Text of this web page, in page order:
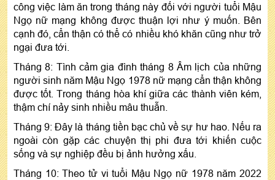
công việc làm ăn trong tháng này đối với người tuổi Mậu
Ngọ nữ mạng không được thuận lợi như ý muốn. Bên
cạnh đó, cẩn thận có thể có nhiều khó khăn cũng như trở
ngại đưa tới.
Tháng 8: Tình cảm gia đình tháng 8 Âm lịch của những
người sinh năm Mậu Ngọ 1978 nữ mạng cẩn thận không
được tốt. Trong tháng hòa khí giữa các thành viên kém,
thậm chí nảy sinh nhiều mâu thuẫn.
Tháng 9: Đây là tháng tiền bạc chủ về sự hư hao. Nếu ra
ngoài còn gặp các chuyện thị phi đưa tới khiến cuộc
sống và sự nghiệp đều bị ảnh hưởng xấu.
Tháng 10: Theo tử vi tuổi Mậu Ngọ nữ 1978 năm 2022